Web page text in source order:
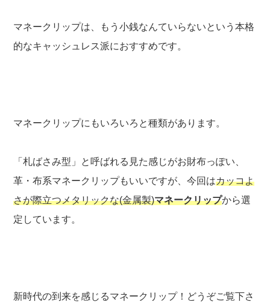
マネークリップは、もう小銭なんていらないという本格
的なキャッシュレス派におすすめです。
マネークリップにもいろいろと種類があります。
「札ばさみ型」と呼ばれる見た感じがお財布っぽい、
革・布系マネークリップもいいですが、今回はカッコよ
さが際立つメタリックな(金属製)マネークリップから選
定しています。
新時代の到来を感じるマネークリップ！どうぞご覧下さ